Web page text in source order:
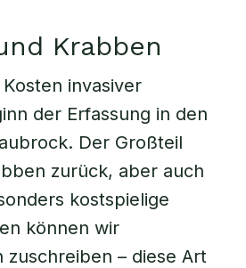
Krabben
invasiver
der Erfassung in den
Der Großteil
zurück, aber auch
kostspielige
können wir
zuschreiben – diese Art